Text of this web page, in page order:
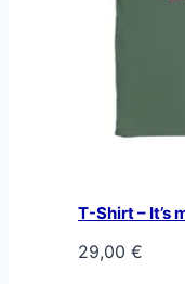
T-Shirt – It’s
29,00 €